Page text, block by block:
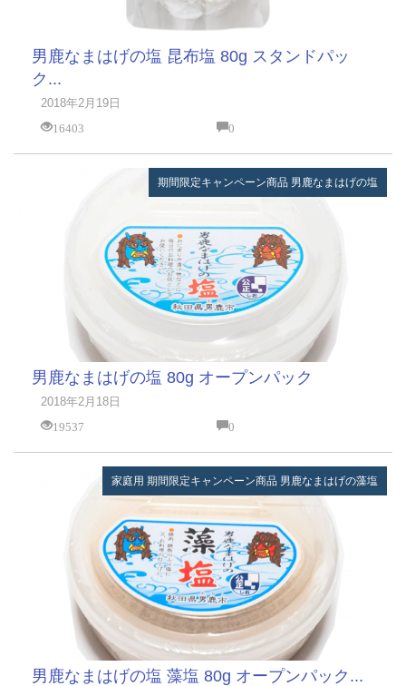
男鹿なまはげの塩 昆布塩 80g スタンドパッ
ク...
2018年2月19日
16403
0
期間限定キャンペーン商品 男鹿なまはげの塩
男鹿なまはげの塩 80g オープンパック
2018年2月18日
19537
0
家庭用 期間限定キャンペーン商品 男鹿なまはげの藻塩
男鹿なまはげの塩 藻塩 80g オープンパック...